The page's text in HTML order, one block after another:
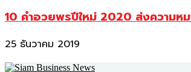
10 คำอวยพรปีใหม่ 2020 ส่งความ
25 ธันวาคม 2019